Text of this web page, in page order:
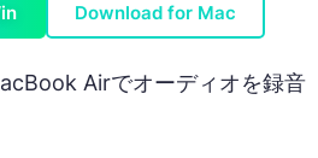
Download for Mac
Airでオーディオを録音